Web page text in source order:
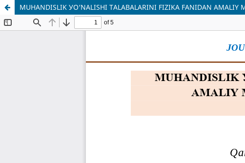
MUHANDISLIK УO‘NALISHI TАLАBALARINI FIZIKA FANIDAN AMALIY